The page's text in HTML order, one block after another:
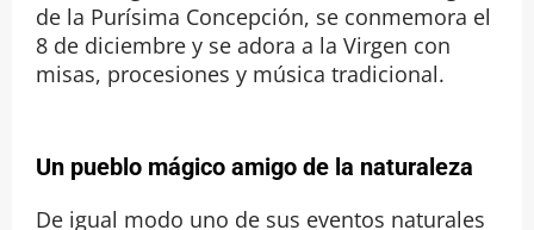
de la Purísima Concepción, se conmemora el
8 de diciembre y se adora a la Virgen con
misas, procesiones y música tradicional.
Un pueblo mágico amigo de la naturaleza
De igual modo uno de sus eventos naturales